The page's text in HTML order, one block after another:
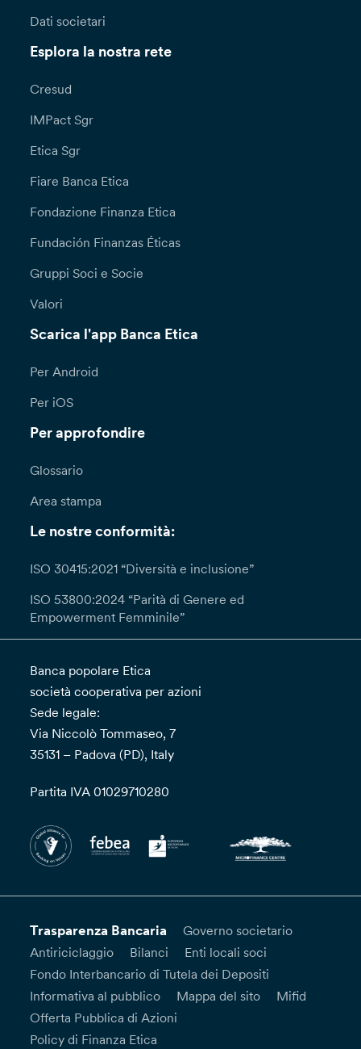
Dati societari
Esplora la nostra rete
Cresud
IMPact Sgr
Etica Sgr
Fiare Banca Etica
Fondazione Finanza Etica
Fundación Finanzas Éticas
Gruppi Soci e Socie
Valori
Scarica l'app Banca Etica
Per Android
Per iOS
Per approfondire
Glossario
Area stampa
Le nostre conformità:
ISO 30415:2021 “Diversità e inclusione”
ISO 53800:2024 “Parità di Genere ed
Empowerment Femminile”
Banca popolare Etica
società cooperativa per azioni
Sede legale:
Via Niccolò Tommaseo, 7
35131 – Padova (PD), Italy
Partita IVA 01029710280
Trasparenza Bancaria
Governo societario
Antiriciclaggio
Bilanci
Enti locali soci
Fondo Interbancario di Tutela dei Depositi
Informativa al pubblico
Mappa del sito
Mifid
Offerta Pubblica di Azioni
Policy di Finanza Etica